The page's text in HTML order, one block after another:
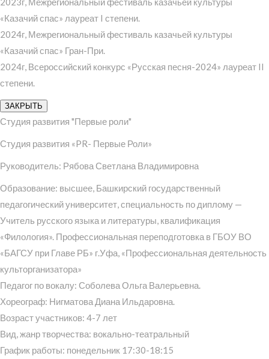
«Казачий спас» лауреат I степени.
2024г, Межрегиональный фестиваль казачьей культуры
«Казачий спас» Гран-При.
2024г, Всероссийский конкурс «Русская песня-2024» лауреат II
степени.
ЗАКРЫТЬ
Студия развития "Первые роли"
Студия развития «PR- Первые Роли»
Руководитель: Рябова Светлана Владимировна
Образование: высшее, Башкирский государственный
педагогический университет, специальность по диплому —
Учитель русского языка и литературы, квалификация
«Филология». Профессиональная переподготовка в ГБОУ ВО
«БАГСУ при Главе РБ» г.Уфа, «Профессиональная деятельность
культорганизатора»
Педагог по вокалу: Соболева Ольга Валерьевна.
Хореограф: Нигматова Диана Ильдаровна.
Возраст участников: 4-7 лет
Вид, жанр творчества: вокально-театральный
График работы: понедельник 17:30-18:15